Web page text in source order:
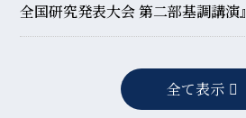
全国研究発表大会 第二部基調講演』
全て表示